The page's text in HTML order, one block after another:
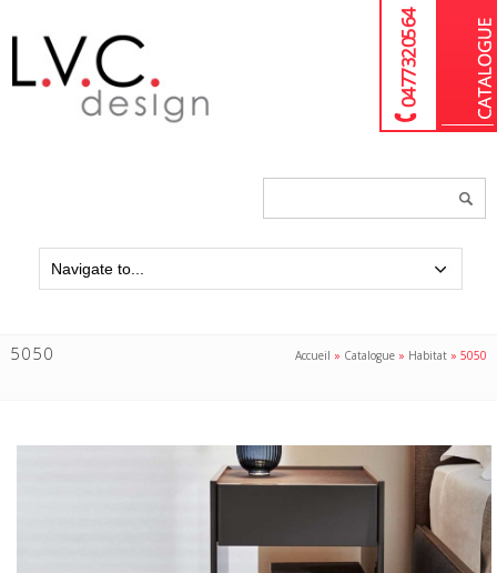
04 77 32 05 64
5050 Accueil » Catalogue » Habitat »5050